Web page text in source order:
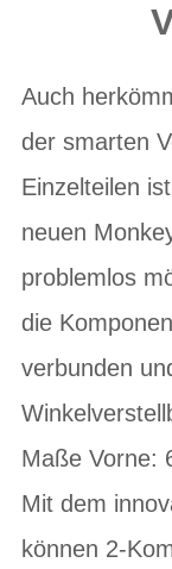
Auch
der smarten
Einzelteilen
neuen
problemlos
die
verbunden
Maße Vorne:
Mit dem
können 2-